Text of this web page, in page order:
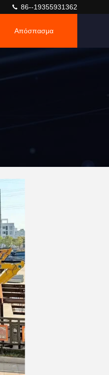
86--19355931362
Απόσπασμα